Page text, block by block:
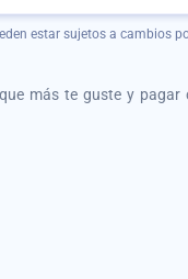
estar sujetos a cambios
más te guste y